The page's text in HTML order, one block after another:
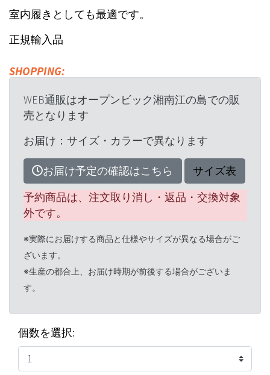
室内履きとしても最適です。
正規輸入品
SHOPPING:
WEB通販はオープンビック湘南江の島での販
売となります
お届け：サイズ・カラーで異なります
お届け予定の確認はこちら
サイズ表
予約商品は、注文取り消し・返品・交換対象
外です。
※実際にお届けする商品と仕様やサイズが異なる場合がご
ざいます。
※生産の都合上、お届け時期が前後する場合がございま
す。
個数を選択: